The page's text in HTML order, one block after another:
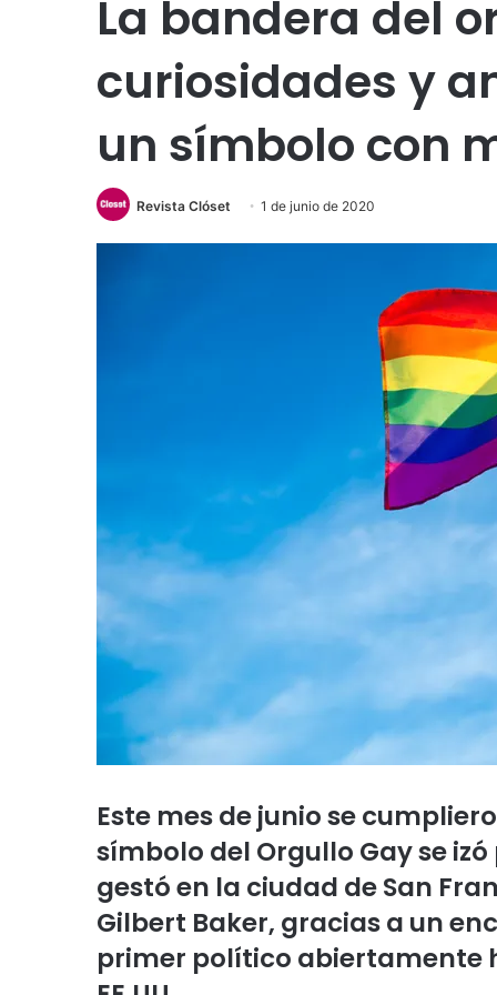
La bandera del
curiosidades y
un símbolo con
Revista Clóset 1 de junio de 2020
Este mes de junio se
símbolo del Orgullo Gay se
gestó en la ciudad de San
Gilbert Baker, gracias a un
primer político abiertamente